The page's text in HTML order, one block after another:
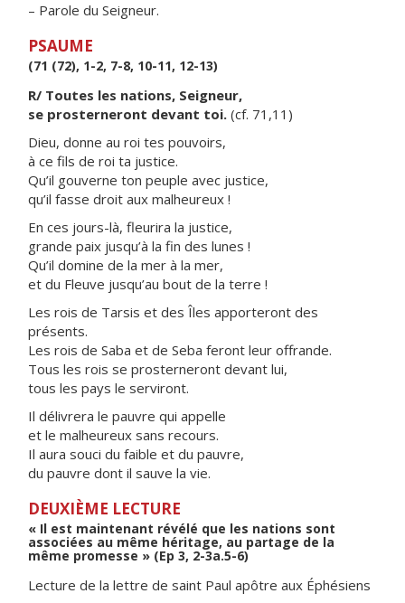
– Parole du Seigneur.
PSAUME
(71 (72), 1-2, 7-8, 10-11, 12-13)
R/ Toutes les nations, Seigneur,
se prosterneront devant toi. (cf. 71,11)
Dieu, donne au roi tes pouvoirs,
à ce fils de roi ta justice.
Qu’il gouverne ton peuple avec justice,
qu’il fasse droit aux malheureux !
En ces jours-là, fleurira la justice,
grande paix jusqu’à la fin des lunes !
Qu’il domine de la mer à la mer,
et du Fleuve jusqu’au bout de la terre !
Les rois de Tarsis et des Îles apporteront des
présents.
Les rois de Saba et de Seba feront leur offrande.
Tous les rois se prosterneront devant lui,
tous les pays le serviront.
Il délivrera le pauvre qui appelle
et le malheureux sans recours.
Il aura souci du faible et du pauvre,
du pauvre dont il sauve la vie.
DEUXIÈME LECTURE
« Il est maintenant révélé que les nations sont
associées au même héritage, au partage de la
même promesse » (Ep 3, 2-3a.5-6)
Lecture de la lettre de saint Paul apôtre aux Éphésiens